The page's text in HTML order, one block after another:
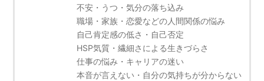
不安・うつ・気分の落ち込み
職場・家族・恋愛などの人間関係の悩み
自己肯定感の低さ・自己否定
HSP気質・繊細さによる生きづらさ
仕事の悩み・キャリアの迷い
本音が言えない・自分の気持ちが分からない